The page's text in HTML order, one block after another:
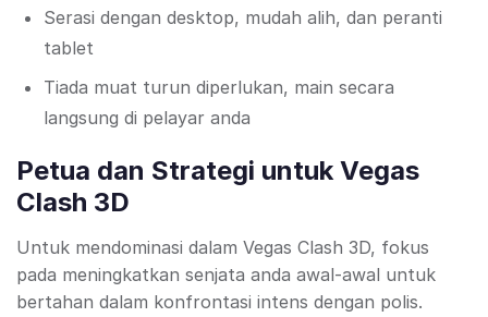
Serasi dengan desktop, mudah alih, dan peranti
tablet
Tiada muat turun diperlukan, main secara
langsung di pelayar anda
Petua dan Strategi untuk Vegas
Clash 3D
Untuk mendominasi dalam Vegas Clash 3D, fokus
pada meningkatkan senjata anda awal-awal untuk
bertahan dalam konfrontasi intens dengan polis.